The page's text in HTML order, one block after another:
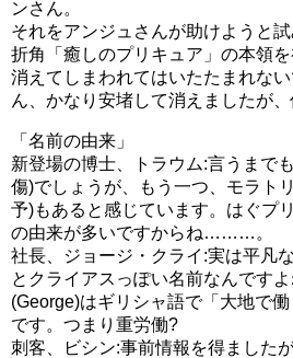
はぐたんは順調に成長し、何と自分
（笑
キュアスタに上げようとご機嫌な
ンさん。
それをアンジュさんが助けようと試
折角「癒しのプリキュア」の本領
消えてしまわれてはいたたまれな
ん、かなり安堵して消えましたが
「名前の由来」
新登場の博士、トラウム:言うまで
傷)でしょうが、もう一つ、モラト
予)もあると感じています。はぐプ
の由来が多いですからね………。
社長、ジョージ・クライ:実は平凡
とクライアスっぽい名前なんです
(George)はギリシャ語で「大地で
です。つまり重労働?
刺客、ビシン:事前情報を得ました